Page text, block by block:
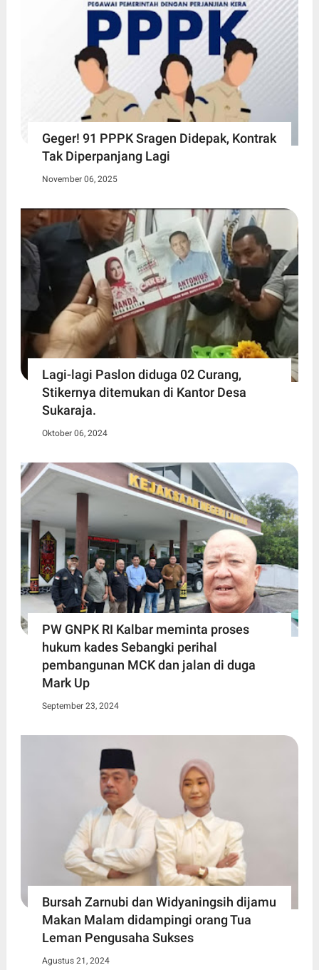
Geger! 91 PPPK Sragen Didepak, Kontrak
Tak Diperpanjang Lagi
November 06, 2025
Lagi-lagi Paslon diduga 02 Curang,
Stikernya ditemukan di Kantor Desa
Sukaraja.
Oktober 06, 2024
PW GNPK RI Kalbar meminta proses
hukum kades Sebangki perihal
pembangunan MCK dan jalan di duga
Mark Up
September 23, 2024
Bursah Zarnubi dan Widyaningsih dijamu
Makan Malam didampingi orang Tua
Leman Pengusaha Sukses
Agustus 21, 2024